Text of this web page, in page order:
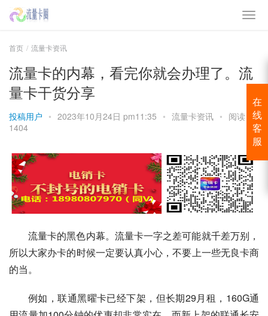
首页 流量卡资讯
流量卡的内幕，看完你就会办理了。流
量卡干货分享
投稿用户 • 2023年10月24日 pm11:35 • 流量卡资讯 • 阅读
1404
流量卡的黑色内幕。流量卡一字之差可能就千差万别，
所以大家办卡的时候一定要认真小心，不要上一些无良卡商
的当。
例如，联通黑曜卡已经下架，但长期29月租，160G通
在
线
客
服